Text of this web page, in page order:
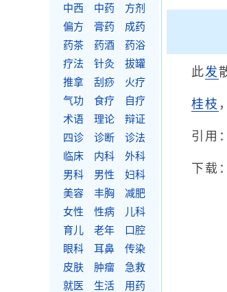
此发
桂枝 ，
引用：
下载：
中西
中药
方剂
偏方
膏药
成药
药茶
药酒
药浴
疗法
针灸
拔罐
推拿
刮痧
火疗
气功
食疗
自疗
术语
理论
辩证
四诊
诊断
诊法
临床
内科
外科
男科
男性
妇科
美容
丰胸
减肥
女性
性病
儿科
育儿
老年
口腔
眼科
耳鼻
传染
皮肤
肿瘤
急救
就医
生活
用药